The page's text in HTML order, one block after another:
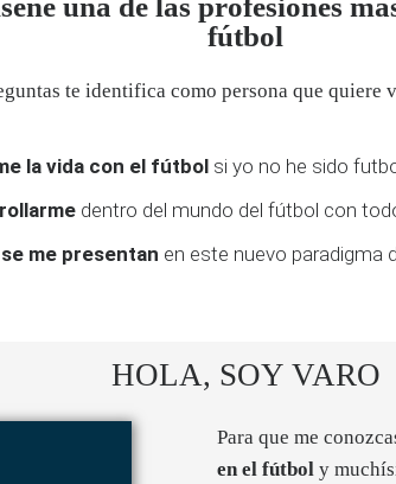
una de las profesiones
fútbol
te identifica como persona que
la vida con el fútbol si yo no he sido
dentro del mundo del fútbol con
me presentan en este nuevo paradigma
HOLA, SOY VARO
Para que me
en el fútboly